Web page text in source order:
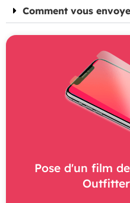
Comment vous
Pose d'un film